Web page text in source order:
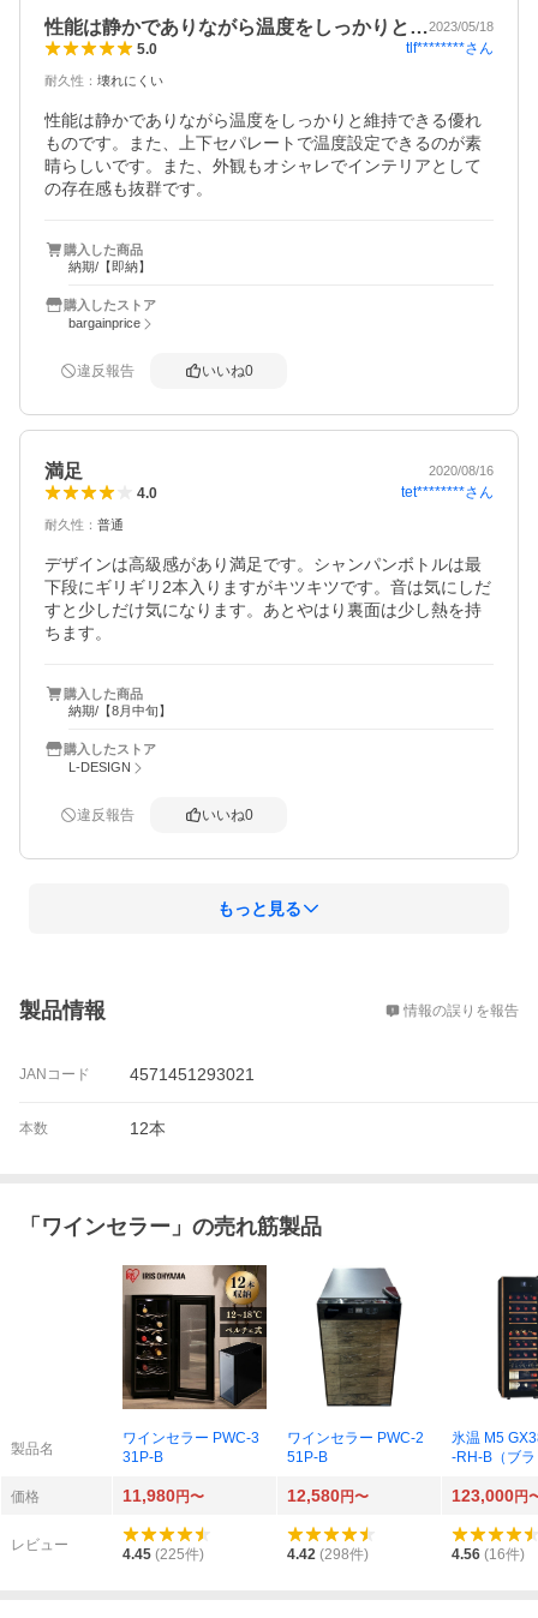
性能は静かでありながら温度をしっかりと…2023/05/18
5.0 tlf********さん
耐久性 ： 壊れにくい
性能は静かでありながら温度をしっかりと維持できる優れ
ものです。また、上下セパレートで温度設定できるのが素
晴らしいです。また、外観もオシャレでインテリアとして
の存在感も抜群です。
購入した商品
納期/【即納】
購入したストア
bargainprice
違反報告 いいね0
満足 2020/08/16
4.0 tet********さん
耐久性 ： 普通
デザインは高級感があり満足です。シャンパンボトルは最
下段にギリギリ2本入りますがキツキツです。音は気にしだ
すと少しだけ気になります。あとやはり裏面は少し熱を持
ちます。
購入した商品
納期/【8月中旬】
購入したストア
L-DESIGN
違反報告 いいね0
もっと見る
製品情報 情報の誤りを報告
JANコード 4571451293021
本数 12本
「 ワインセラー 」の売れ筋製品
製品名
ワインセラー PWC-3
31P-B
ワインセラー PWC-2
51P-B
氷温 M5
-RH-B（ブ
価格 11,980円〜 12,580円〜 123,000円
レビュー
4.45 (225件) 4.42 (298件) 4.56 (16件)